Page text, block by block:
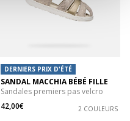
DERNIERS PRIX D'ÉTÉ
SANDAL MACCHIA BÉBÉ FILLE
Sandales premiers pas velcro
42,00€
2 COULEURS